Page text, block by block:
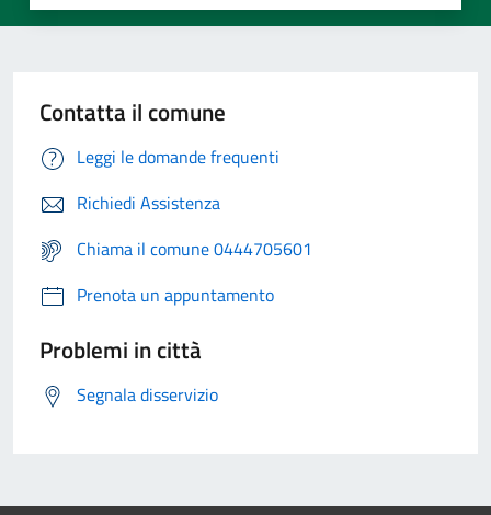
Contatta il comune
Leggi le domande frequenti
Richiedi Assistenza
Chiama il comune 0444705601
Prenota un appuntamento
Problemi in città
Segnala disservizio